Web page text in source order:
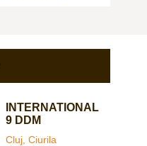
INTERNATIONAL
9 DDM
Cluj, Ciurila